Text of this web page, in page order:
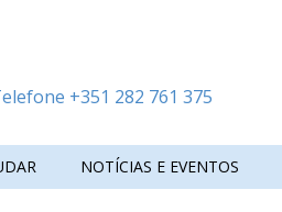
+351 282 761 375
NOTÍCIAS E EVENTOS